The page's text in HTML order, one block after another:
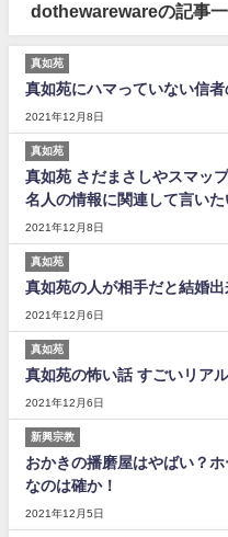
dothewarewareの記事
真如苑
真如苑にハマっていない信
2021年12月8日
真如苑
真如苑 さだまさしやスマッ
名人の情報に関連して言いた
2021年12月8日
真如苑
真如苑の人が相手だと結婚
2021年12月6日
真如苑
真如苑の怖い話 すごいリア
2021年12月6日
新興宗教
おかきの播磨屋はやばい？
なのは確か！
2021年12月5日